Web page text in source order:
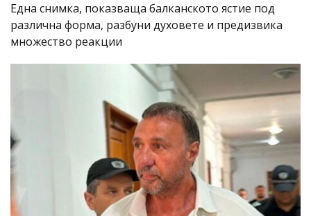
Една снимка, показваща балканското ястие под
различна форма, разбуни духовете и предизвика
множество реакции